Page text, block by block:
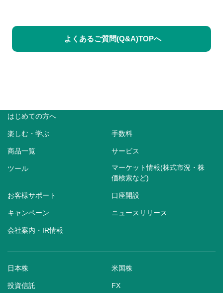
よくあるご質問(Q&A)TOPへ
はじめての方へ
楽しむ・学ぶ 手数料
商品一覧 サービス
ツール
マーケット情報(株式市況・株
価検索など)
お客様サポート 口座開設
キャンペーン ニュースリリース
会社案内・IR情報
日本株 米国株
投資信託 FX